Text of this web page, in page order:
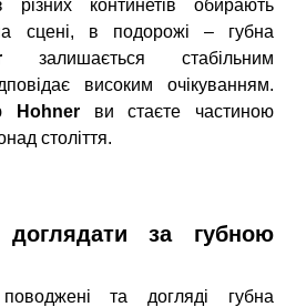
різних континетів обирають
сцені, в подорожі – губна
залишається стабільним
високим очікуванням.
Hohner ви стаєте частиною
століття.
за губною
та догляді губна